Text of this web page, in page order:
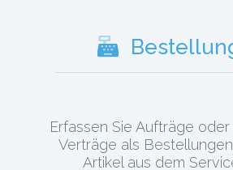
Erfassen Sie Aufträge
Verträge als
Artikel aus dem